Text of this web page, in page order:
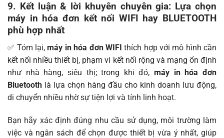
9. Kết luận & lời khuyên chuyên gia: Lựa chọn
máy in hóa đơn kết nối WIFI hay BLUETOOTH
phù hợp nhất
✅ Tóm lại,máy in hóa đơn WIFI thích hợp với mô hình cần
kết nối nhiều thiết bị, phạm vi kết nối rộng và mạng ổn định
như nhà hàng, siêu thị; trong khi đó,máy in hóa đơn
Bluetooth là lựa chọn hàng đầu cho kinh doanh lưu động,
di chuyển nhiều nhờ sự tiện lợi và tính linh hoạt.
Bạn hãy xác định đúng nhu cầu sử dụng, môi trường làm
việc và ngân sách để chọn được thiết bị vừa ý nhất, giúp